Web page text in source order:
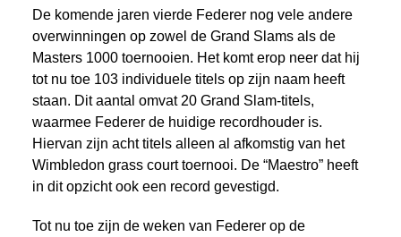
De komende jaren vierde Federer nog vele andere
overwinningen op zowel de Grand Slams als de
Masters 1000 toernooien. Het komt erop neer dat hij
tot nu toe 103 individuele titels op zijn naam heeft
staan. Dit aantal omvat 20 Grand Slam-titels,
waarmee Federer de huidige recordhouder is.
Hiervan zijn acht titels alleen al afkomstig van het
Wimbledon grass court toernooi. De “Maestro” heeft
in dit opzicht ook een record gevestigd.
Tot nu toe zijn de weken van Federer op de